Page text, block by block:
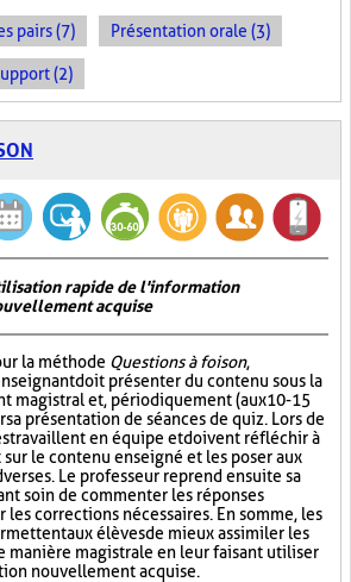
pairs (7) Présentation orale (3)
(2)
rapide de l'information
acquise
la méthode Questions à foison,
doit présenter du contenu sous la
magistral et, périodiquement (aux 10-15
présentation de séances de quiz. Lors de
travaillent en équipe et doivent réfléchir à
le contenu enseigné et les poser aux
Le professeur reprend ensuite sa
soin de commenter les réponses
les corrections nécessaires. En somme, les
aux élèves de mieux assimiler les
manière magistrale en leur faisant utiliser
nouvellement acquise.